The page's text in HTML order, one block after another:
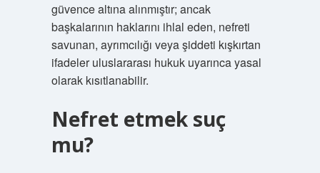
güvence altına alınmıştır; ancak
başkalarının haklarını ihlal eden, nefreti
savunan, ayrımcılığı veya şiddeti kışkırtan
ifadeler uluslararası hukuk uyarınca yasal
olarak kısıtlanabilir.
Nefret etmek suç
mu?